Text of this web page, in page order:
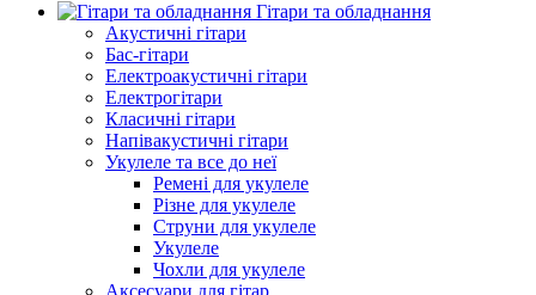
Гітари та обладнання
Акустичні гітари
Бас-гітари
Електроакустичні гітари
Електрогітари
Класичні гітари
Напівакустичні гітари
Укулеле та все до неї
Ремені для укулеле
Різне для укулеле
Струни для укулеле
Укулеле
Чохли для укулеле
Аксесуари для гітар